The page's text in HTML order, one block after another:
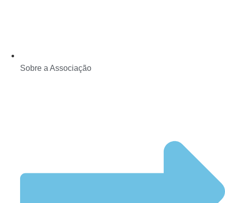
Sobre a Associação